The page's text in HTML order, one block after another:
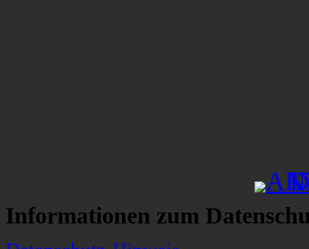
Informationen zum